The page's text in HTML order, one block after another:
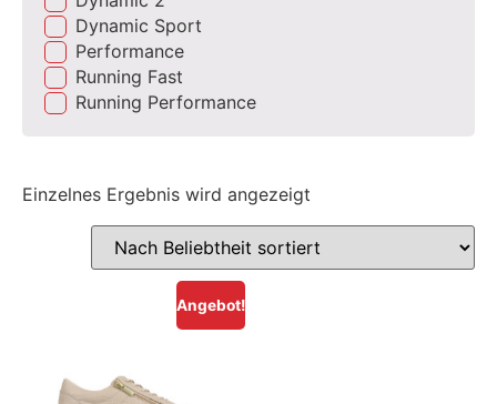
Dynamic Sport
Performance
Running Fast
Running Performance
Einzelnes Ergebnis wird angezeigt
Angebot!